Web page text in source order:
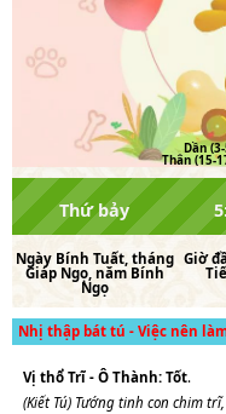
Dần
Thân (15-
Thứ bảy
Ngày Bính Tuất, tháng
Giáp Ngọ, năm Bính
Ngọ
Giờ
Nhị thập bát tú - Việc nên
Vị thổ Trĩ - Ô Thành: Tốt.
(Kiết Tú) Tướng tinh con chim